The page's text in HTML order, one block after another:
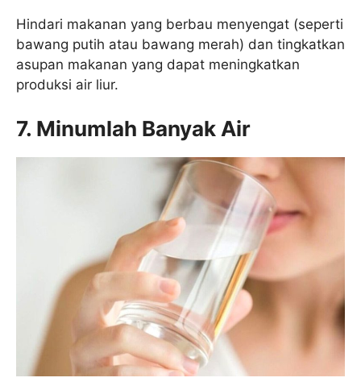
Hindari makanan yang berbau menyengat (seperti
bawang putih atau bawang merah) dan tingkatkan
asupan makanan yang dapat meningkatkan
produksi air liur.
7. Minumlah Banyak Air